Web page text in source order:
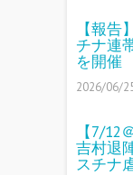
【報
チナ連
を開催
2026/06/
【7/12
吉村退
スチナ